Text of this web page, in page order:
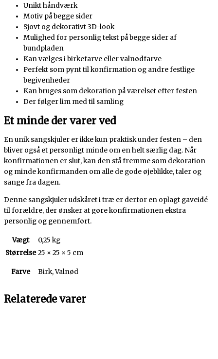
Unikt håndværk
Motiv på begge sider
Sjovt og dekorativt 3D-look
Mulighed for personlig tekst på begge sider af
bundpladen
Kan vælges i birkefarve eller valnødfarve
Perfekt som pynt til konfirmation og andre festlige
begivenheder
Kan bruges som dekoration på værelset efter festen
Der følger lim med til samling
Et minde der varer ved
En unik sangskjuler er ikke kun praktisk under festen – den
bliver også et personligt minde om en helt særlig dag. Når
konfirmationen er slut, kan den stå fremme som dekoration
og minde konfirmanden om alle de gode øjeblikke, taler og
sange fra dagen.
Denne sangskjuler udskåret i træ er derfor en oplagt gaveidé
til forældre, der ønsker at gøre konfirmationen ekstra
personlig og gennemført.
Vægt
0,25 kg
Størrelse 25 × 25 × 5 cm
Farve Birk, Valnød
Relaterede varer